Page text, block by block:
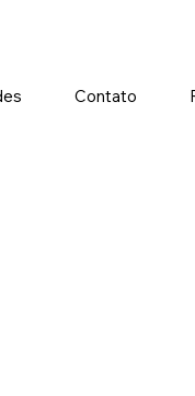
Contato